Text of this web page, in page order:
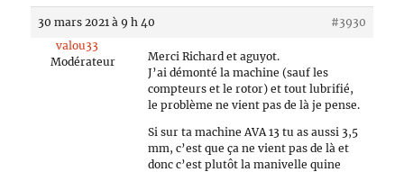
30 mars 2021 à 9 h 40
#3930
valou33
Modérateur
Merci Richard et aguyot.
J’ai démonté la machine (sauf les
compteurs et le rotor) et tout lubrifié,
le problème ne vient pas de là je pense.
Si sur ta machine AVA 13 tu as aussi 3,5
mm, c’est que ça ne vient pas de là et
donc c’est plutôt la manivelle quine